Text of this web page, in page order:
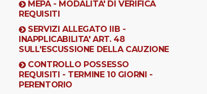
MEPA - MODALITA' DI VERIFICA
REQUISITI
SERVIZI ALLEGATO IIB -
INAPPLICABILITA' ART. 48
SULL'ESCUSSIONE DELLA CAUZIONE
CONTROLLO POSSESSO
REQUISITI - TERMINE 10 GIORNI -
PERENTORIO